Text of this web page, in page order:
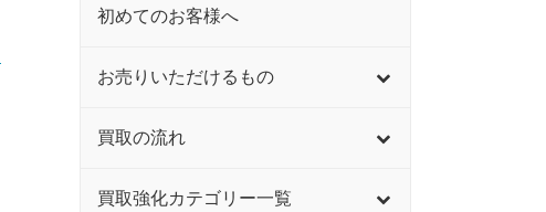
初めてのお客様へ
お売りいただけるもの
買取の流れ
買取強化カテゴリー一覧